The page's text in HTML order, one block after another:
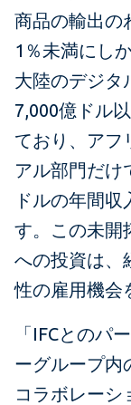
商品の輸出の
1％未満にし
大陸のデジタ
7,000億ドル
ており、アフ
アル部門だけ
ドルの年間
す。この未開
への投資は、
性の雇用機会
「IFCとのパ
ーグループ内
コラボレーシ